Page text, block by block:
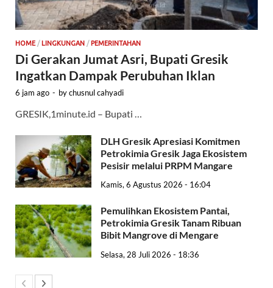
HOME / LINGKUNGAN / PEMERINTAHAN
Di Gerakan Jumat Asri, Bupati Gresik
Ingatkan Dampak Perubuhan Iklan
6 jam ago - bychusnul cahyadi
GRESIK,1minute.id – Bupati …
DLH Gresik Apresiasi Komitmen
Petrokimia Gresik Jaga Ekosistem
Pesisir melalui PRPM Mangare
Kamis, 6 Agustus 2026 - 16:04
Pemulihkan Ekosistem Pantai,
Petrokimia Gresik Tanam Ribuan
Bibit Mangrove di Mengare
Selasa, 28 Juli 2026 - 18:36